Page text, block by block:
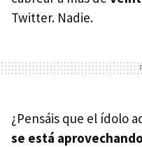
Twitter. Nadie.
¿Pensáis que el ídolo
se está aprovechando